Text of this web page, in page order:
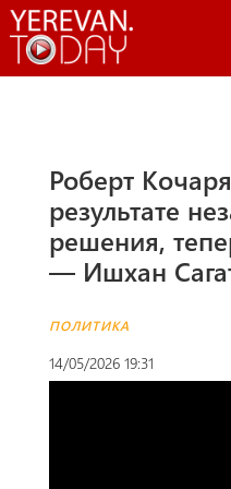
Роберт
результате
решения,
— Ишхан
ПОЛИТИКА
14/05/2026 19:31